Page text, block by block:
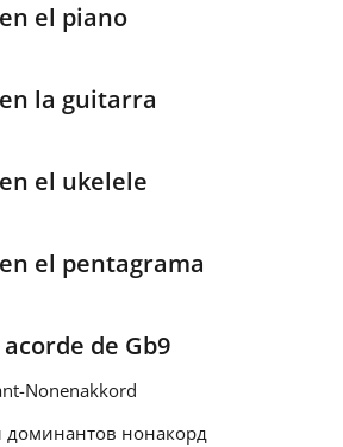
el piano
la guitarra
el ukelele
el pentagrama
de Gb9
Nonenakkord
доминантов нонакорд